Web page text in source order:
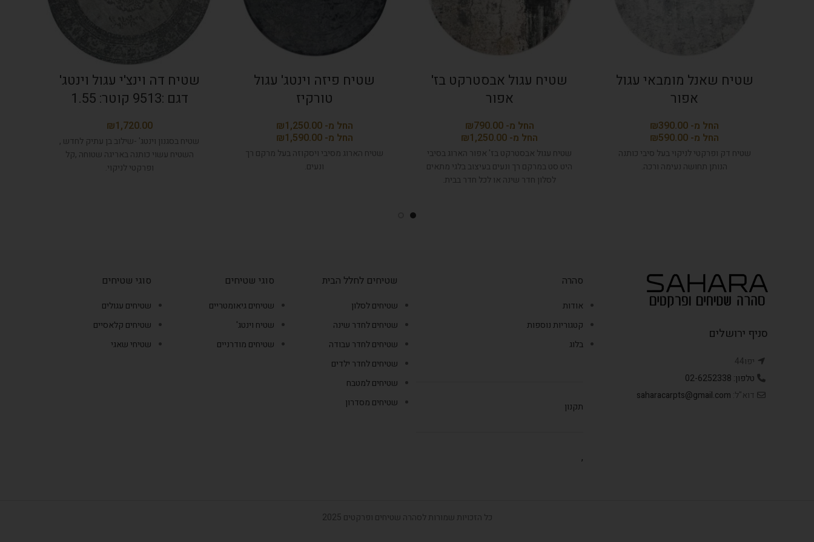
שטיח שאנל מומבאי עגול
אפור
₪
₪
שטיח דק ופרקטי לניקוי בעל סיבי כותנה
הנותן תחושה נעימה ורכה.
שטיח עגול אבסטרקט בז'
אפור
₪
₪
שטיח עגול אבסטרקט בז' אפור הארוג בסיבי
היט סט במרקם רך ונעים בעיצוב בלגי מתאים
לסלון חדר שינה או לכל חדר בבית.
שטיח פיזה וינטג' עגול
טורקיז
₪
₪
שטיח הארוג מסיבי ויסקוזה בעל מרקם רך
ונעים.
שטיח דה וינצ'י עגול וינטג'
דגם :9513 קוטר: 1.55
₪
שטיח בסגנון וינטג' -שילוב בן עתיק לחדש ,
השטיח עשוי כותנה באריגה שטוחה ,קל
ופרקטי לניקוי.
סניף ירושלים
יפו44
טלפון: 02-6252338
דוא"ל: saharacarpts@gmail.com
סהרה
אודות
קטגוריות נוספות
בלוג
תקנון
,
שטיחים לחלל הבית
שטיחים לסלון
שטיחים לחדר שינה
שטיחים לחדר עבודה
שטיחים לחדר ילדים
שטיחים למטבח
שטיחים מסדרון
סוגי שטיחים
שטיחים גיאומטריים
שטיח וינטג'
שטיחים מודרניים
סוגי שטיחים
שטיחים עגולים
שטיחים קלאסיים
שטיחי שאגי
כל הזכויות שמורות לסהרה שטיחים ופרקטים 2025